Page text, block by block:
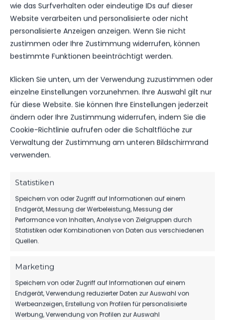
wie das Surfverhalten oder eindeutige IDs auf dieser
Website verarbeiten und personalisierte oder nicht
personalisierte Anzeigen anzeigen. Wenn Sie nicht
zustimmen oder Ihre Zustimmung widerrufen, können
bestimmte Funktionen beeinträchtigt werden.
Klicken Sie unten, um der Verwendung zuzustimmen oder
einzelne Einstellungen vorzunehmen. Ihre Auswahl gilt nur
für diese Website. Sie können Ihre Einstellungen jederzeit
ändern oder Ihre Zustimmung widerrufen, indem Sie die
Cookie-Richtlinie aufrufen oder die Schaltfläche zur
Verwaltung der Zustimmung am unteren Bildschirmrand
verwenden.
Statistiken
Speichern von oder Zugriff auf Informationen auf einem
Endgerät, Messung der Werbeleistung, Messung der
Performance von Inhalten, Analyse von Zielgruppen durch
Statistiken oder Kombinationen von Daten aus verschiedenen
Quellen.
Marketing
Speichern von oder Zugriff auf Informationen auf einem
Endgerät, Verwendung reduzierter Daten zur Auswahl von
Werbeanzeigen, Erstellung von Profilen für personalisierte
Werbung, Verwendung von Profilen zur Auswahl
ERGEBNIS
TORE SPIELAUSGANG
4
Zellendorfer SV 0 Niederlage
DATUM BEGEGNUNG ERGEBNIS
SO.., 09.
JUNI
2024
Zellendorfer
SV
ÄHNLICHE BEITRÄGE
Zellendorfer SV vs FSV 63
Luckenwalde E1-Jugend
FSV 63 Luckenwalde E1-
Luckenwalde E1-Jugend
19. Oktober 2024
Ähnlicher Beitrag